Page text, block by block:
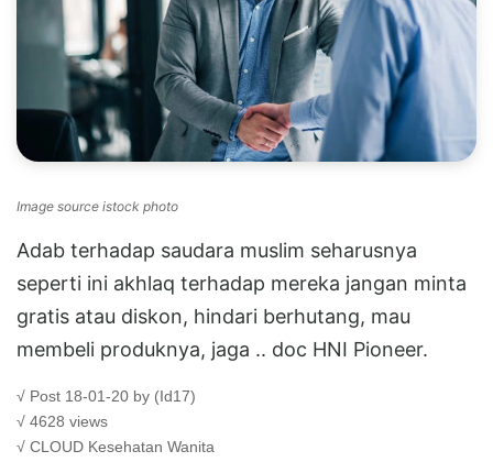
Image source istock photo
Adab terhadap saudara muslim seharusnya
seperti ini akhlaq terhadap mereka jangan minta
gratis atau diskon, hindari berhutang, mau
membeli produknya, jaga .. doc HNI Pioneer.
√ Post 18-01-20 by (Id17)
√ 4628 views
√ CLOUD Kesehatan Wanita